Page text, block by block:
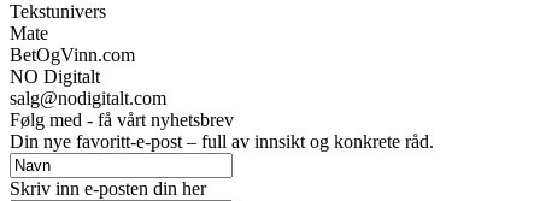
Tekstunivers
Mate
BetOgVinn.com
NO Digitalt
salg@nodigitalt.com
Følg med - få vårt nyhetsbrev
Din nye favoritt-e-post – full av innsikt og konkrete råd.
Skriv inn e-posten din her